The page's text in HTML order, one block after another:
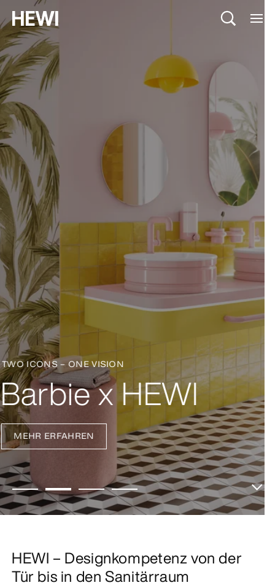
KLARE FORM, PRÄZISE DETAILS
DUO & AQ 111
MEHR ERFAHREN
HEWI – Designkompetenz von der
Tür bis in den Sanitärraum